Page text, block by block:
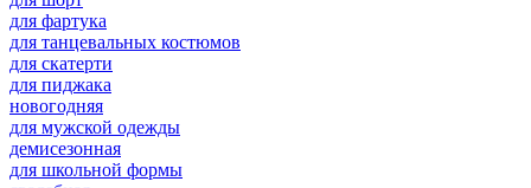
для фартука
для танцевальных костюмов
для скатерти
для пиджака
новогодняя
для мужской одежды
демисезонная
для школьной формы